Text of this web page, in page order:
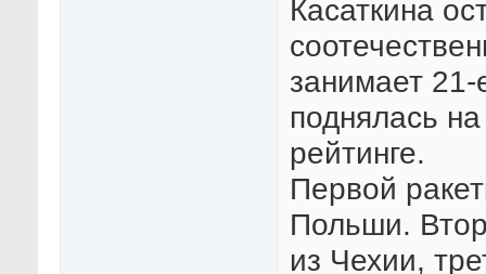
Касаткина
занимает
поднялась
рейтинге.
Первой
Польши.
из Чехии,